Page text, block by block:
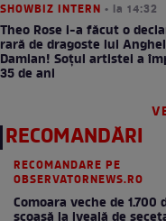
SHOWBIZ INTERN • la 14:32
Theo Rose i-a făcut o
rară de dragoste lui Anghel
Damian! Soțul artistei a
35 de ani
RECOMANDĂRI
RECOMANDARE PE
OBSERVATORNEWS.RO
Comoara veche de 1.700